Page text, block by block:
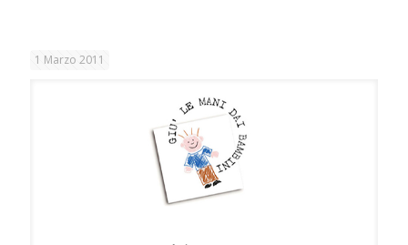
1 Marzo 2011